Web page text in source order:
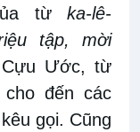
từ ka-lê-
tập, mời
Ước, từ
đến các
gọi. Cũng